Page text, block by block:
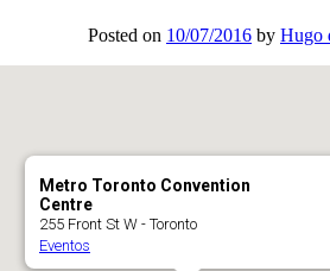
Posted on 10/07/2016 by Hugo
Metro Toronto Convention
Centre
255 Front St W - Toronto
Eventos